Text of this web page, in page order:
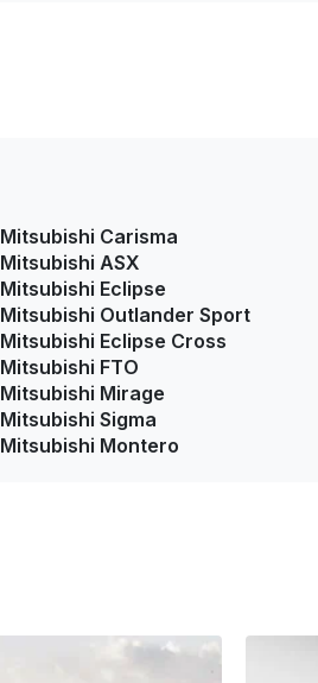
Mitsubishi Carisma
Mitsubishi ASX
Mitsubishi Eclipse
Mitsubishi Outlander Sport
Mitsubishi Eclipse Cross
Mitsubishi FTO
Mitsubishi Mirage
Mitsubishi Sigma
Mitsubishi Montero